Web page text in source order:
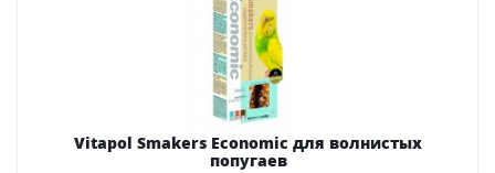
Vitapol Smakers Economic для волнистых
попугаев